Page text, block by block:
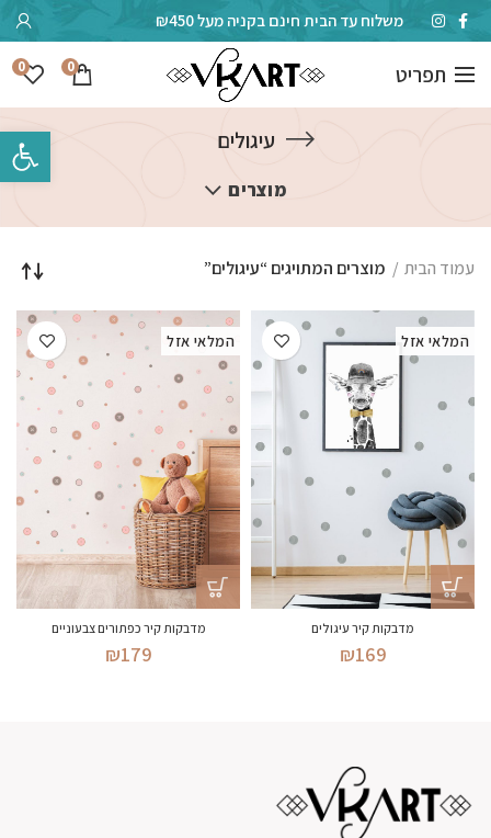
משלוח עד הבית חינם בקניה מעל ₪450
תפריט 0
0
עיגולים
מוצרים
עמוד הבית מוצרים המתויגים “עיגולים”
המלאי אזל
מדבקות קיר עיגולים
₪169
המלאי אזל
מדבקות קיר כפתורים צבעוניים
₪179
פתח